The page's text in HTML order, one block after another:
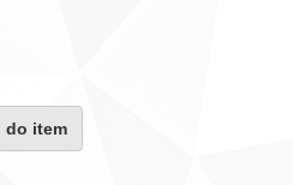
do item